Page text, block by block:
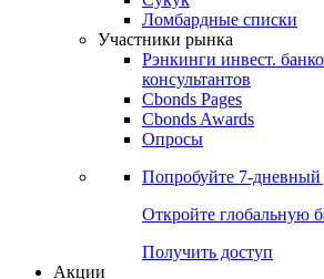
Best bid/ask
ЦФА
ESG
Сукук
Ломбардные списки
Участники рынка
Рэнкинги инвест.
Cbonds Pages
Опросы
Попробуйте7-дневный